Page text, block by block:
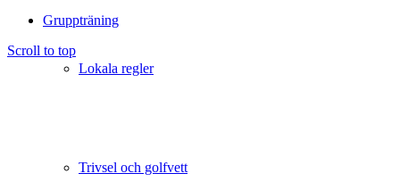
Lokala regler
Trivsel och golfvett
Gruppträning
Scroll to top